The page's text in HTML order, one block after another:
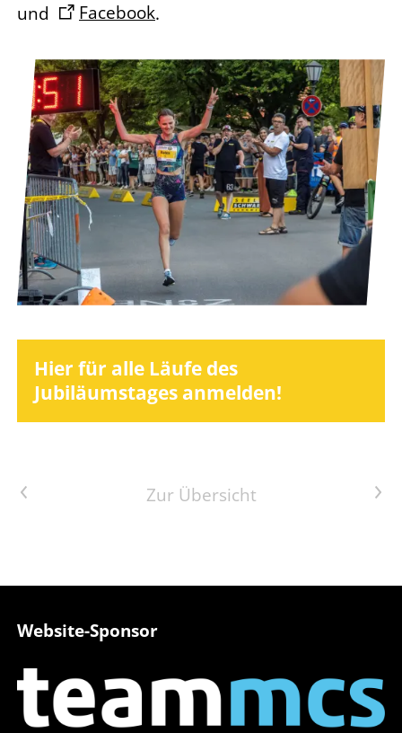
und
Facebook.
Hier für alle Läufe des
Jubiläumstages anmelden!
Vorheriger ArtikelZur ÜbersichtNächster Artikel
Website-Sponsor